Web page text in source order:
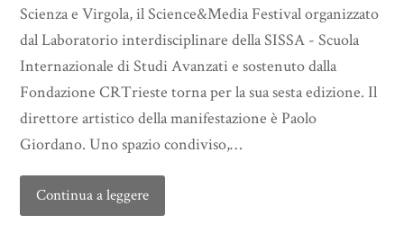
Scienza e Virgola, il Science&Media Festival organizzato
dal Laboratorio interdisciplinare della SISSA - Scuola
Internazionale di Studi Avanzati e sostenuto dalla
Fondazione CRTrieste torna per la sua sesta edizione. Il
direttore artistico della manifestazione è Paolo
Giordano. Uno spazio condiviso,…
Continua a leggere